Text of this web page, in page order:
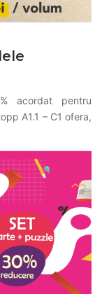
acordat pentru
A1.1 – C1 ofera,